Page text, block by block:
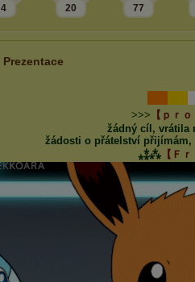
4 20 77
Prezentace